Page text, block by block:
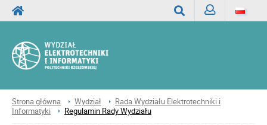
Strona główna Wydział
Rada Wydziału Elektrotechniki i
Informatyki
Regulamin Rady Wydziału